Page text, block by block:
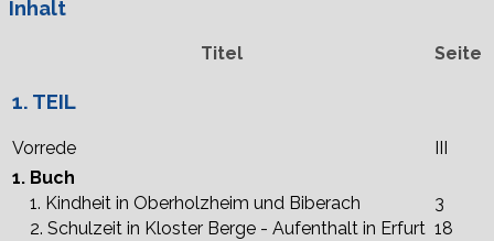
Inhalt
Titel Seite
1. TEIL
Vorrede
1. Buch
1. Kindheit in Oberholzheim und Biberach
3
2. Schulzeit in Kloster Berge - Aufenthalt in Erfurt 18